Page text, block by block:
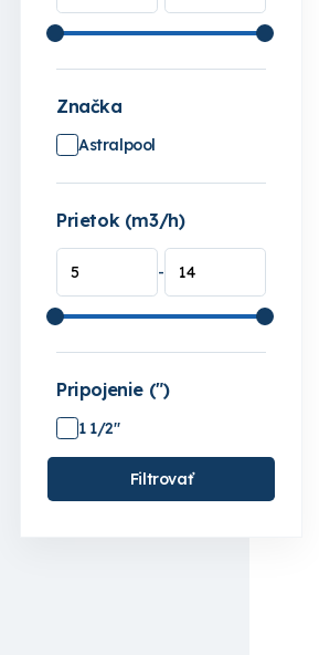
Značka
Astralpool
Prietok (m3/h)
-
Pripojenie (")
1 1/2"
Filtrovať